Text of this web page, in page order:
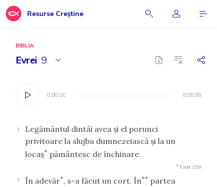
Resurse Creștine
BIBLIA
Evrei 9
0:00:00 0:05:58
0:00:00 0:05:58
1
Legământul dintâi avea şi el porunci
privitoare la slujba dumnezeiască şi la un
locaş* pământesc de închinare.
* Exod 25:8
2 În adevăr*, s-a făcut un cort. În** partea